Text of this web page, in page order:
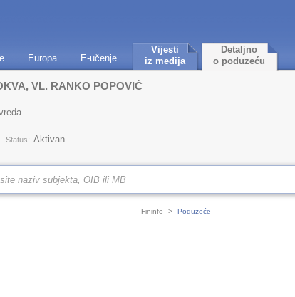
Europa E-učenje
Vijesti
iz medija
Detaljno
o poduzeću
VL. RANKO POPOVIĆ
Status: Aktivan
Fininfo > Poduzeće